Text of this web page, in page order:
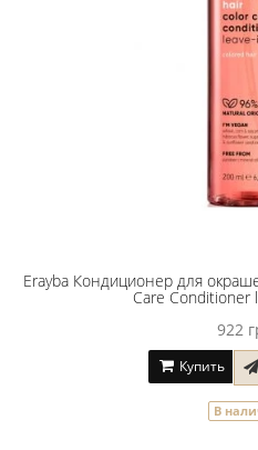
Erayba Кондиционер для
Care Conditioner
922
Купить
В